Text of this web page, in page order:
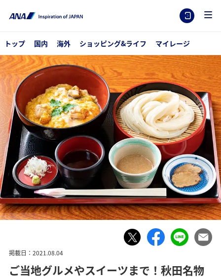
トップ 国内 海外 ショッピング&ライフ マイレージ
掲載日：2021.08.04
ご当地グルメやスイーツまで！秋田名物